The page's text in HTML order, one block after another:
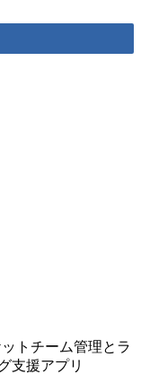
トチーム管理とラ
支援アプリ